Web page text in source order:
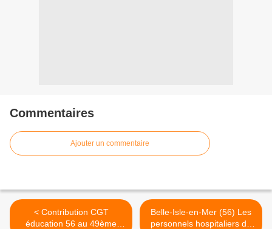
Commentaires
Ajouter un commentaire
< Contribution CGT
éducation 56 au 49ème
Belle-Isle-en-Mer (56) Les
personnels hospitaliers de